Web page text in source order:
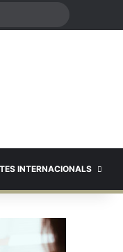
INTERNACIONALS